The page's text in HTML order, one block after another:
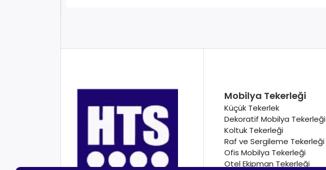
Mobilya Tekerleği
Küçük Tekerlek
Dekoratif Mobilya Tekerleği
Koltuk Tekerleği
Raf ve Sergileme Tekerleği
Ofis Mobilya Tekerleği
Otel Ekipman Tekerleği